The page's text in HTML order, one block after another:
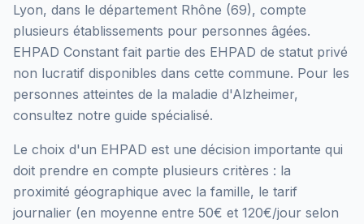
Lyon, dans le département Rhône (69), compte
plusieurs établissements pour personnes âgées.
EHPAD Constant fait partie des EHPAD de statut privé
non lucratif disponibles dans cette commune. Pour les
personnes atteintes de la maladie d'Alzheimer,
consultez notre guide spécialisé.
Le choix d'un EHPAD est une décision importante qui
doit prendre en compte plusieurs critères : la
proximité géographique avec la famille, le tarif
journalier (en moyenne entre 50€ et 120€/jour selon